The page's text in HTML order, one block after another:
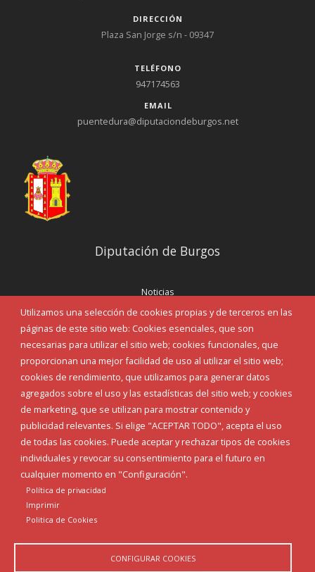
Utilizamos una selección de cookies propias y de terceros en las
páginas de este sitio web: Cookies esenciales, que son
necesarias para utilizar el sitio web; cookies funcionales, que
proporcionan una mejor facilidad de uso al utilizar el sitio web;
cookies de rendimiento, que utilizamos para generar datos
agregados sobre el uso y las estadísticas del sitio web; y cookies
de marketing, que se utilizan para mostrar contenido y
publicidad relevantes. Si elige "ACEPTAR TODO", acepta el uso
de todas las cookies. Puede aceptar y rechazar tipos de cookies
individuales y revocar su consentimiento para el futuro en
cualquier momento en "Configuración".
Política de privacidad
Imprimir
Politica de Cookies
CONFIGURAR COOKIES
DIRECCIÓN
Plaza San Jorge s/n - 09347
TELÉFONO
947174563
EMAIL
puentedura@diputaciondeburgos.net
Diputación de Burgos
Noticias
Eventos
Corporación Municipal
Teléfonos de interés
INICIAR SESIÓN
MAPA WEB